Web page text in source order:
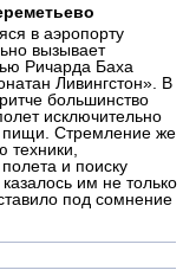
в аэропорту
вызывает
Ричарда Баха
Ливингстон». В
большинство
исключительно
пищи. Стремление же
техники,
и поиску
им не только
под сомнение